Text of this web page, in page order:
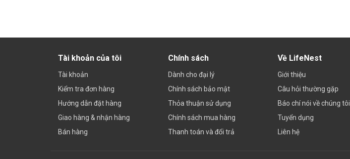
Tài khoản của tôi
Tài khoản
Kiểm tra đơn hàng
Hướng dẫn đặt hàng
Giao hàng & nhận hàng
Bán hàng
Chính sách
Dành cho đại lý
Chính sách bảo mật
Thỏa thuận sử dụng
Chính sách mua hàng
Thanh toán và đổi trả
Về LifeNest
Giới thiệu
Câu hỏi thường gặp
Báo chí nói về chúng tôi
Tuyển dụng
Liên hệ